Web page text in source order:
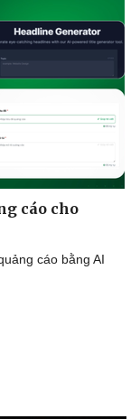
cáo cho
cáo bằng AI